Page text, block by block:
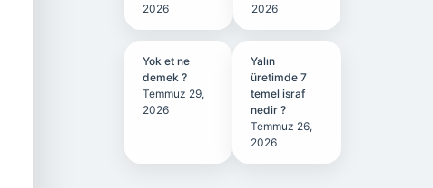
2026
2026
Yok et ne
demek ?
Temmuz 29,
2026
Yalın
üretimde 7
temel israf
nedir ?
Temmuz 26,
2026